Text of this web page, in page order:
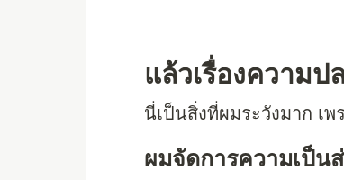
แล้วเรื่องความป
นี่เป็นสิ่งที่ผมระวังมาก เ
ผมจัดการความเป็น